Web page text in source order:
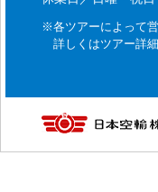
※各ツアーによって
詳しくはツアー詳